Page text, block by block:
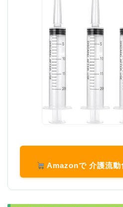
Amazonで 介護流動